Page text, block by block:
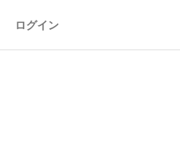
ログイン